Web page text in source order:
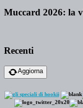
Muccard 2026: la
Recenti
Aggiorna